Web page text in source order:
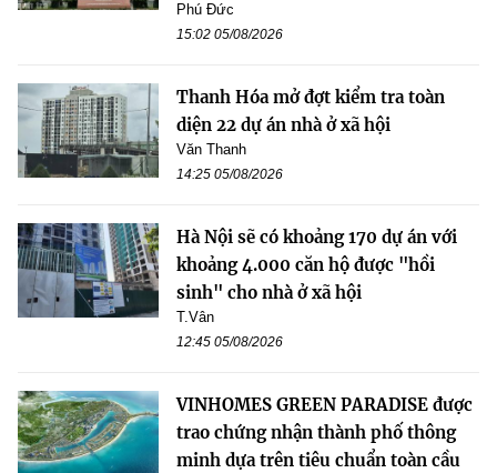
Phú Đức
15:02 05/08/2026
Thanh Hóa mở đợt kiểm tra toàn
diện 22 dự án nhà ở xã hội
Văn Thanh
14:25 05/08/2026
Hà Nội sẽ có khoảng 170 dự án với
khoảng 4.000 căn hộ được "hồi
sinh" cho nhà ở xã hội
T.Vân
12:45 05/08/2026
VINHOMES GREEN PARADISE được
trao chứng nhận thành phố thông
minh dựa trên tiêu chuẩn toàn cầu